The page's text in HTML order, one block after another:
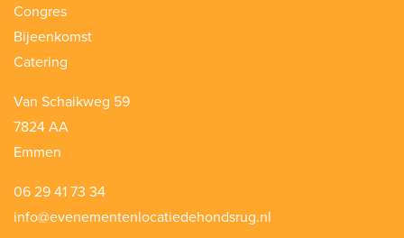
Congres
Bijeenkomst
Catering
Van Schaikweg 59
7824 AA
Emmen
06 29 41 73 34
info@evenementenlocatiedehondsrug.nl